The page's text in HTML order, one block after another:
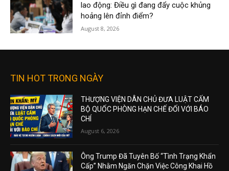
lao động: Điều gì đang đẩy cuộc khủng
hoảng lên đỉnh điểm?
August 8, 2026
TIN HOT TRONG NGÀY
THƯỢNG VIỆN DÂN CHỦ ĐƯA LUẬT CẤM
BỘ QUỐC PHÒNG HẠN CHẾ ĐỐI VỚI BÁO
CHÍ
August 6, 2026
Ông Trump Đã Tuyên Bố “Tình Trạng Khẩn
Cấp” Nhằm Ngăn Chặn Việc Công Khai Hồ